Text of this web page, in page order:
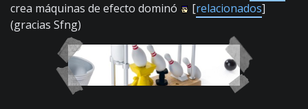
crea máquinas de efecto dominó
[relacionados]
(gracias Sfng)